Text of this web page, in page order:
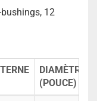
12
DIAMÈTRE
(POUCE)